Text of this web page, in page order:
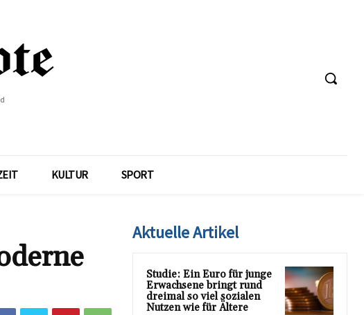
KULTUR SPORT
Aktuelle Artikel
Studie: Ein Euro für junge
Erwachsene bringt rund
dreimal so viel sozialen
Nutzen wie für Ältere